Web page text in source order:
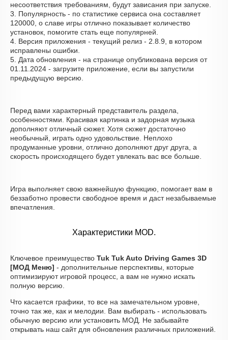
несоответствия требованиям, будут зависания при запуске.
3. Популярность - по статистике сервиса она составляет
120000, о cлаве игры отлично показывает количество
установок, помогите стать еще популярней.
4. Версия приложения - текущий релиз - 2.8.9, в котором
исправлены ошибки.
5. Дата обновления - на странице опубликована версия от
01.11.2024 - загрузите приложение, если вы запустили
предыдущую версию.
Перед вами характерный представитель раздела,
особенностями. Красивая картинка и задорная музыка
дополняют отличный сюжет. Хотя сюжет достаточно
необычный, играть одно удовольствие. Неплохо
продуманные уровни, отлично дополняют друг друга, а
скорость происходящего будет увлекать вас все больше.
Игра выполняет свою важнейшую функцию, помогает вам в
беззаботно провести свободное время и даст незабываемые
впечатления.
Характеристики MOD.
Ключевое преимущество Tuk Tuk Auto Driving Games 3D
[МОД Меню] - дополнительные перспективы, которые
оптимизируют игровой процесс, а вам не нужно искать
полную версию.
Что касается графики, то все на замечательном уровне,
точно так же, как и мелодии. Вам выбирать - использовать
обычную версию или установить МОД. Не забывайте
открывать наш сайт для обновления различных приложений.